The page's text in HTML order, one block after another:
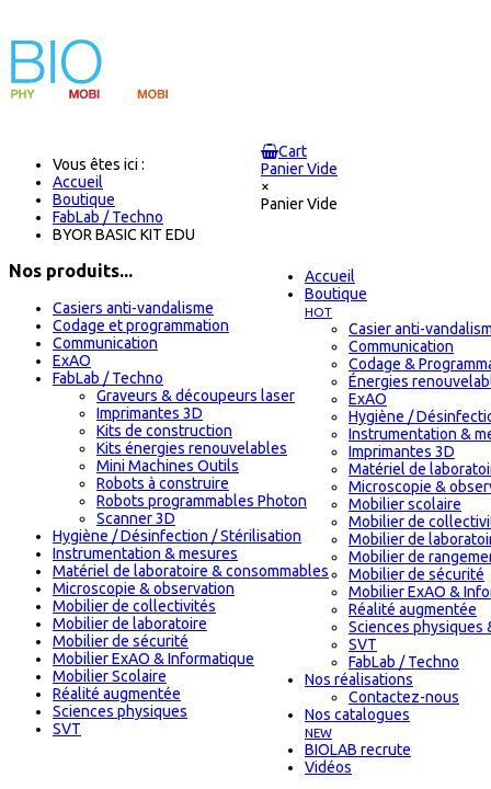
Cart
Panier Vide
×
Panier Vide
Accueil
Boutique
HOT
Casier anti-
Communication
Codage &
Énergies
ExAO
Hygiène /
Instrumentation &
Imprimantes 3D
Matériel de
Microscopie &
Mobilier scolaire
Mobilier de
Mobilier de
Mobilier de
Mobilier de sécurité
Mobilier ExAO &
Réalité augmentée
Sciences physiques
SVT
FabLab / Techno
Nos réalisations
Contactez-nous
Nos catalogues
NEW
BIOLAB recrute
Vidéos
Vous êtes ici :
Accueil
Boutique
FabLab / Techno
BYOR BASIC KIT EDU
Nos produits...
Casiers anti-vandalisme
Codage et programmation
Communication
ExAO
FabLab / Techno
Graveurs & découpeurs laser
Imprimantes 3D
Kits de construction
Kits énergies renouvelables
Mini Machines Outils
Robots à construire
Robots programmables Photon
Scanner 3D
Hygiène / Désinfection / Stérilisation
Instrumentation & mesures
Matériel de laboratoire & consommables
Microscopie & observation
Mobilier de collectivités
Mobilier de laboratoire
Mobilier de sécurité
Mobilier ExAO & Informatique
Mobilier Scolaire
Réalité augmentée
Sciences physiques
SVT